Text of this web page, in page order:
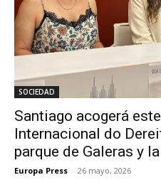
SOCIEDAD
Santiago acogerá
Internacional do
parque de Galeras y
Europa Press - 26 mayo, 2026